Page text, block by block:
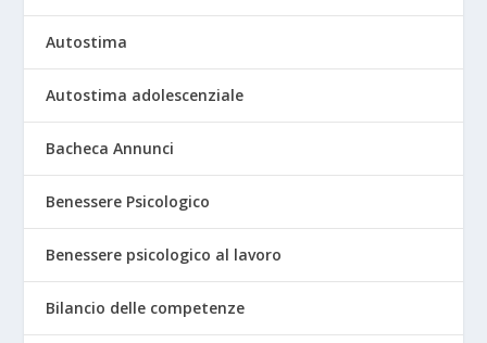
Autostima
Autostima adolescenziale
Bacheca Annunci
Benessere Psicologico
Benessere psicologico al lavoro
Bilancio delle competenze